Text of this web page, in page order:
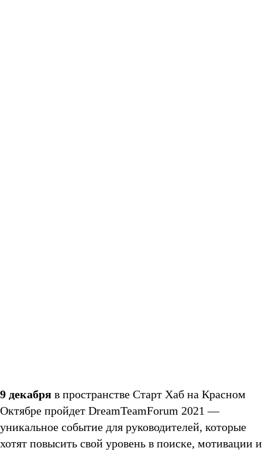
9 декабря в пространстве Старт Хаб на Красном
Октябре пройдет DreamTeamForum 2021 —
уникальное событие для руководителей, которые
хотят повысить свой уровень в поиске, мотивации и